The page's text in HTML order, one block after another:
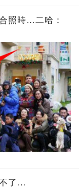
照時…二哈：
了…